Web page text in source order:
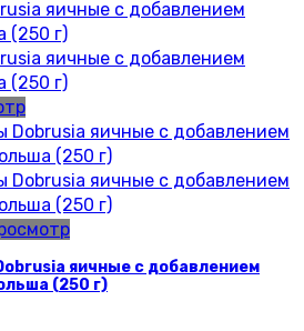
яичные с добавлением
(250 г)